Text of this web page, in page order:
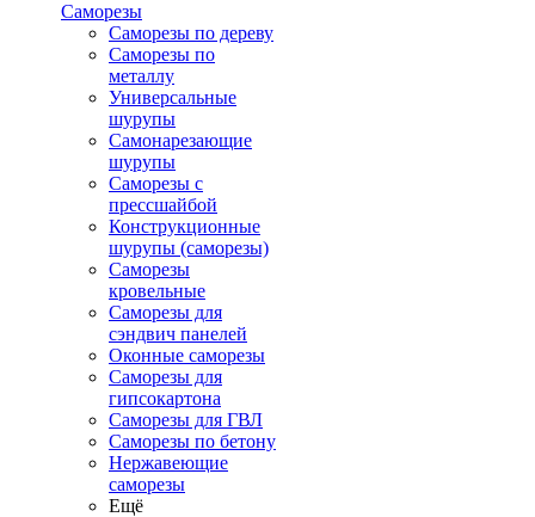
Саморезы
Саморезы по дереву
Саморезы по
металлу
Универсальные
шурупы
Самонарезающие
шурупы
Саморезы с
прессшайбой
Конструкционные
шурупы (саморезы)
Саморезы
кровельные
Саморезы для
сэндвич панелей
Оконные саморезы
Саморезы для
гипсокартона
Саморезы для ГВЛ
Саморезы по бетону
Нержавеющие
саморезы
Ещё